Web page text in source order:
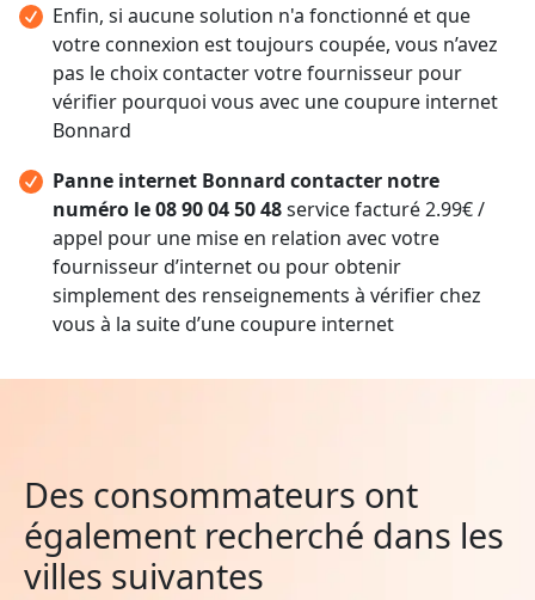
Enfin, si aucune solution n'a fonctionné et que
votre connexion est toujours coupée, vous n’avez
pas le choix contacter votre fournisseur pour
vérifier pourquoi vous avec une coupure internet
Bonnard
Panne internet Bonnard contacter notre
numéro le 08 90 04 50 48service facturé 2.99€ /
appel pour une mise en relation avec votre
fournisseur d’internet ou pour obtenir
simplement des renseignements à vérifier chez
vous à la suite d’une coupure internet
Des consommateurs ont
également recherché dans les
villes suivantes